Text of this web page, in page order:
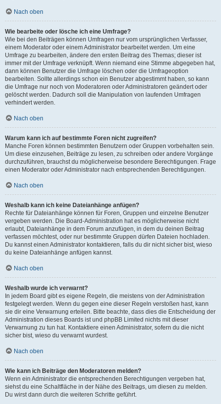
Nach oben
Wie bearbeite oder lösche ich eine Umfrage?
Wie bei den Beiträgen können Umfragen nur vom ursprünglichen Verfasser,
einem Moderator oder einem Administrator bearbeitet werden. Um eine
Umfrage zu bearbeiten, ändere den ersten Beitrag des Themas; dieser ist
immer mit der Umfrage verknüpft. Wenn niemand eine Stimme abgegeben hat,
dann können Benutzer die Umfrage löschen oder die Umfrageoption
bearbeiten. Sollte allerdings schon ein Benutzer abgestimmt haben, so kann
die Umfrage nur noch von Moderatoren oder Administratoren geändert oder
gelöscht werden. Dadurch soll die Manipulation von laufenden Umfragen
verhindert werden.
Nach oben
Warum kann ich auf bestimmte Foren nicht zugreifen?
Manche Foren können bestimmten Benutzern oder Gruppen vorbehalten sein.
Um diese einzusehen, Beiträge zu lesen, zu schreiben oder andere Vorgänge
durchzuführen, brauchst du möglicherweise besondere Berechtigungen. Frage
einen Moderator oder Administrator nach entsprechenden Berechtigungen.
Nach oben
Weshalb kann ich keine Dateianhänge anfügen?
Rechte für Dateianhänge können für Foren, Gruppen und einzelne Benutzer
vergeben werden. Die Board-Administration hat es möglicherweise nicht
erlaubt, Dateianhänge in dem Forum anzufügen, in dem du deinen Beitrag
verfassen möchtest, oder nur bestimmte Gruppen dürfen Dateien hochladen.
Du kannst einen Administrator kontaktieren, falls du dir nicht sicher bist, wieso
du keine Dateianhänge anfügen kannst.
Nach oben
Weshalb wurde ich verwarnt?
In jedem Board gibt es eigene Regeln, die meistens von der Administration
festgelegt werden. Wenn du gegen eine dieser Regeln verstoßen hast, kann
sie dir eine Verwarnung erteilen. Bitte beachte, dass dies die Entscheidung der
Administration dieses Boards ist und phpBB Limited nichts mit dieser
Verwarnung zu tun hat. Kontaktiere einen Administrator, sofern du die nicht
sicher bist, wieso du verwarnt wurdest.
Nach oben
Wie kann ich Beiträge den Moderatoren melden?
Wenn ein Administrator die entsprechenden Berechtigungen vergeben hat,
siehst du eine Schaltfläche in der Nähe des Beitrags, um diesen zu melden.
Du wirst dann durch die weiteren Schritte geführt.